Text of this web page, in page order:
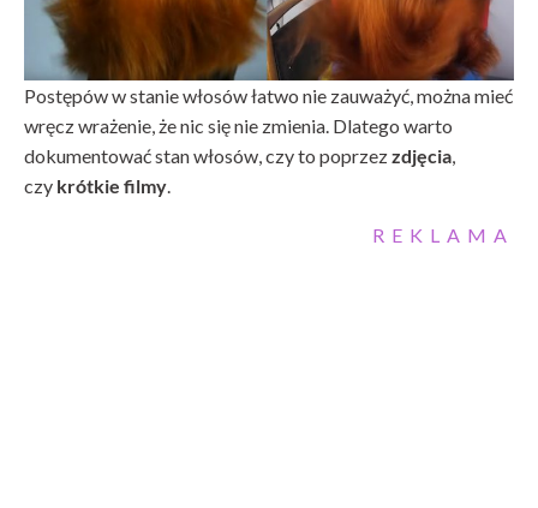
Postępów w stanie włosów łatwo nie zauważyć, można mieć
wręcz wrażenie, że nic się nie zmienia. Dlatego warto
dokumentować stan włosów, czy to poprzezzdjęcia,
czy krótkie filmy.
REKLAMA